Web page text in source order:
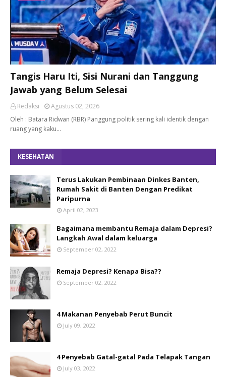
Tangis Haru Iti, Sisi Nurani dan Tanggung
Jawab yang Belum Selesai
Redaksi
Agustus 02, 2026
Oleh : Batara Ridwan (RBR) Panggung politik sering kali identik dengan
ruang yang kaku…
KESEHATAN
Terus Lakukan Pembinaan Dinkes Banten,
Rumah Sakit di Banten Dengan Predikat
Paripurna
April 02, 2023
Bagaimana membantu Remaja dalam Depresi?
Langkah Awal dalam keluarga
September 02, 2022
Remaja Depresi? Kenapa Bisa??
September 02, 2022
4 Makanan Penyebab Perut Buncit
July 09, 2022
4 Penyebab Gatal-gatal Pada Telapak Tangan
July 03, 2022